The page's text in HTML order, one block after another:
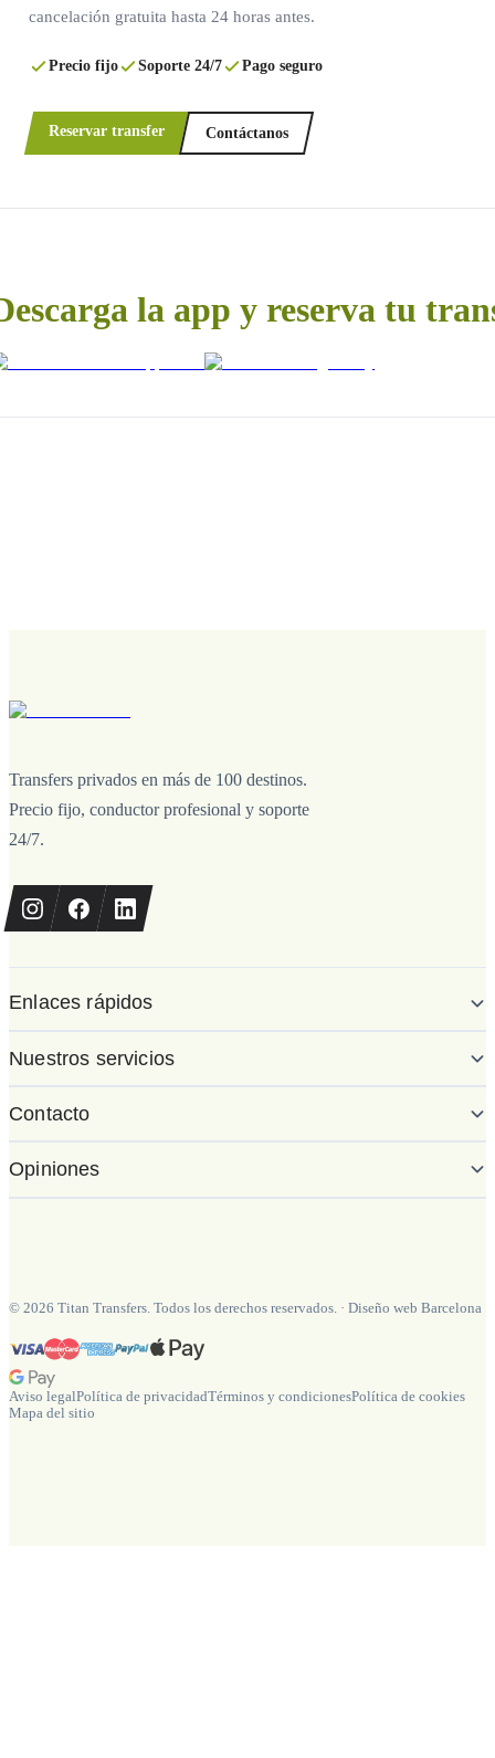
cancelación gratuita hasta 24 horas antes.
Precio fijo Soporte 24/7 Pago seguro
Reservar transfer Contáctanos
la app y reserva tu
Transfers privados en más de 100 destinos.
Precio fijo, conductor profesional y soporte
24/7.
Enlaces rápidos
Nuestros servicios
Contacto
Opiniones
© 2026 Titan Transfers. Todos los derechos reservados. · Diseño web Barcelona
Aviso legalPolítica de privacidadTérminos y condicionesPolítica de cookies
Mapa del sitio